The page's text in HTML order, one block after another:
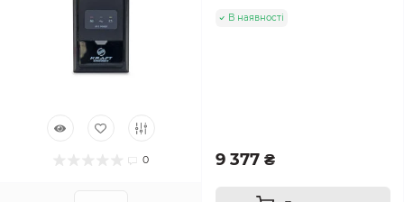
0
В наявності
9 377 ₴